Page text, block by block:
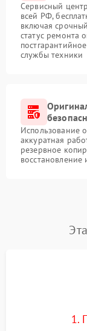
Сервисный
всей РФ,
включая
статус ремонта
службы техники
Использование
аккуратная
резервное
1.